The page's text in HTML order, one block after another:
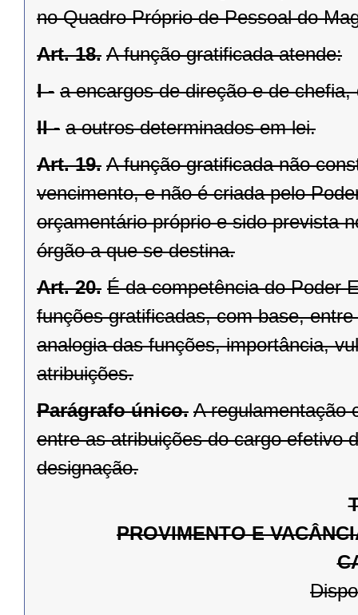
no Quadro Próprio de Pessoal do
Art. 18. A função gratificada atende:
I - a encargos de direção e de
II - a outros determinados em lei.
Art. 19. A função gratificada não
vencimento, e não é criada pelo
orçamentário próprio e sido prevista
órgão a que se destina.
Art. 20. É da competência do Poder
funções gratificadas, com base,
analogia das funções, importância,
atribuições.
Parágrafo único. A regulamentação
entre as atribuições do cargo efetivo
designação.
PROVIMENTO E